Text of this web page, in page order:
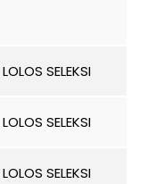
LOLOS SELEKSI
LOLOS SELEKSI
LOLOS SELEKSI